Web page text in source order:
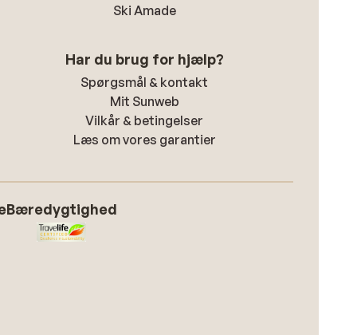
Ski Amade
Har du brug for hjælp?
Spørgsmål & kontakt
Mit Sunweb
Vilkår & betingelser
Læs om vores garantier
Bæredygtighed